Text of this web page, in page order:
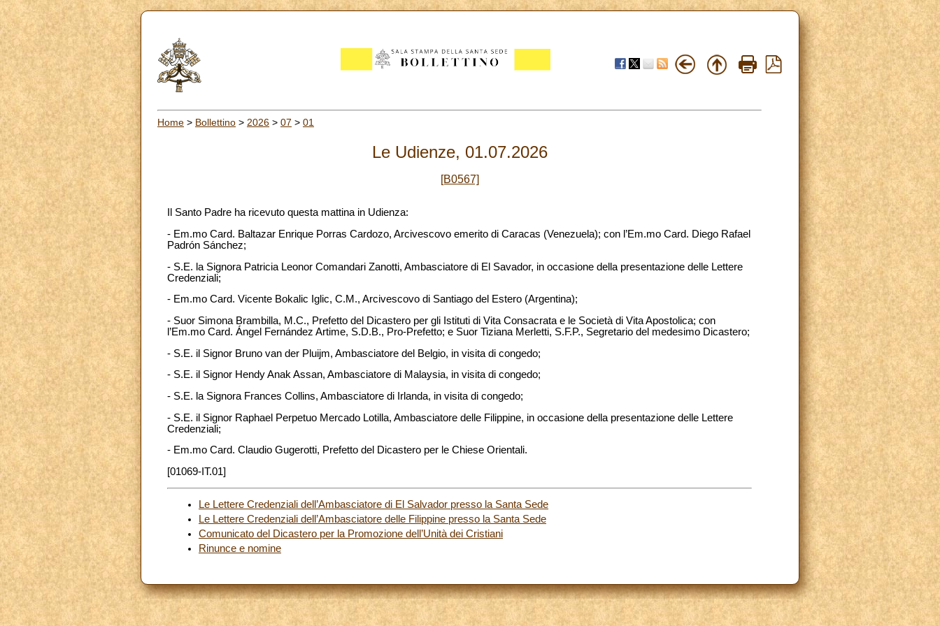
Home > Bollettino > 2026 > 07 > 01
Le Udienze, 01.07.2026
[B0567]
Il Santo Padre ha ricevuto questa mattina in Udienza:
- Em.mo Card. Baltazar Enrique Porras Cardozo, Arcivescovo emerito di Caracas (Venezuela); con l’Em.mo Card. Diego Rafael
Padrón Sánchez;
- S.E. la Signora Patricia Leonor Comandari Zanotti, Ambasciatore di El Savador, in occasione della presentazione delle Lettere
Credenziali;
- Em.mo Card. Vicente Bokalic Iglic, C.M., Arcivescovo di Santiago del Estero (Argentina);
- Suor Simona Brambilla, M.C., Prefetto del Dicastero per gli Istituti di Vita Consacrata e le Società di Vita Apostolica; con
l’Em.mo Card. Ángel Fernández Artime, S.D.B., Pro-Prefetto; e Suor Tiziana Merletti, S.F.P., Segretario del medesimo Dicastero;
- S.E. il Signor Bruno van der Pluijm, Ambasciatore del Belgio, in visita di congedo;
- S.E. il Signor Hendy Anak Assan, Ambasciatore di Malaysia, in visita di congedo;
- S.E. la Signora Frances Collins, Ambasciatore di Irlanda, in visita di congedo;
- S.E. il Signor Raphael Perpetuo Mercado Lotilla, Ambasciatore delle Filippine, in occasione della presentazione delle Lettere
Credenziali;
- Em.mo Card. Claudio Gugerotti, Prefetto del Dicastero per le Chiese Orientali.
[01069-IT.01]
Le Lettere Credenziali dell’Ambasciatore di El Salvador presso la Santa Sede
Le Lettere Credenziali dell’Ambasciatore delle Filippine presso la Santa Sede
Comunicato del Dicastero per la Promozione dell’Unità dei Cristiani
Rinunce e nomine